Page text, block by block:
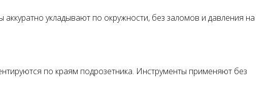
укладывают по окружности, без заломов и давления на
по краям подрозетника. Инструменты применяют без